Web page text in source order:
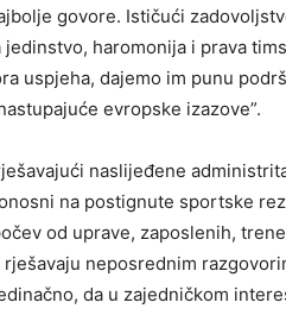
govore. Ističući
jedinstvo, haromonija i prava
uspjeha, dajemo im punu
evropske izazove”.
naslijeđene
na postignute sportske
od uprave, zaposlenih,
neposrednim
da u zajedničkom